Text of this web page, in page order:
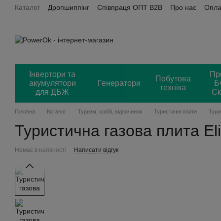
Перейти до основного контенту
Каталог Дропшиппінг Співпраця ОПТ B2B Про нас
Інвертори та
акумулятори
для ДБЖ
Генератори
Побутова
техніка
Головна Каталог Туризм, хоббі, відпочинок Туристичні плити
Туристична газова плита
Немає в наявності Написати відгук